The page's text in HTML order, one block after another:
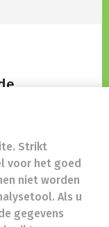
-
in België
Strikt
voor het goed
niet worden
Als u
gegevens